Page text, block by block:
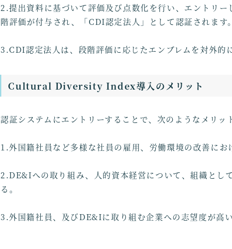
2.提出資料に基づいて評価及び点数化を行い、エントリ
階評価が付与され、「CDI認定法人」として認証されます。
3.CDI認定法人は、段階評価に応じたエンブレムを対外的
Cultural Diversity Index導入のメリット
認証システムにエントリーすることで、次のようなメリッ
1.外国籍社員など多様な社員の雇用、労働環境の改善にお
2.DE&Iへの取り組み、人的資本経営について、組織とし
る。
3.外国籍社員、及びDE&Iに取り組む企業への志望度が高